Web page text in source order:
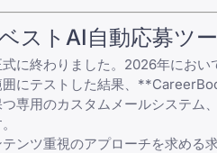
ストAI自動応募ツ
に終わりました。2026年にお
にテストした結果、**
専用のカスタムメールシステ
ンツ重視のアプローチを求める